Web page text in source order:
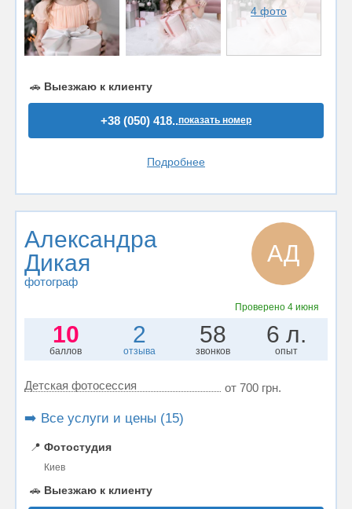
4 фото
🚗 Выезжаю к клиенту
+38 (050) 418..показать номер
Подробнее
Александра
Дикая
фотограф
АД
Проверено4 июня
10
баллов
2
отзыва
58
звонков
6 л.
опыт
Детская фотосессия от 700 грн.
➡️ Все услуги и цены (15)
📍 Фотостудия
Киев
🚗 Выезжаю к клиенту